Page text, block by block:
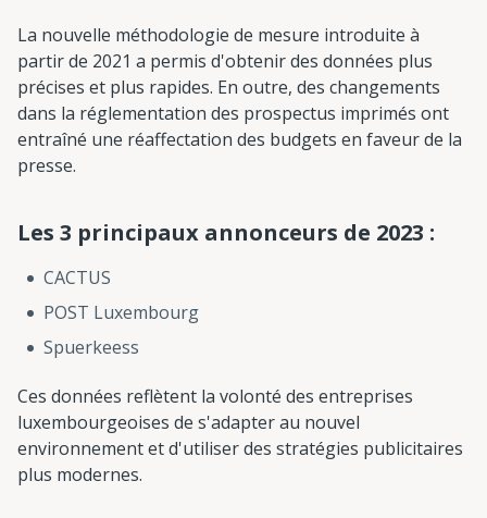
La nouvelle méthodologie de mesure introduite à
partir de 2021 a permis d'obtenir des données plus
précises et plus rapides. En outre, des changements
dans la réglementation des prospectus imprimés ont
entraîné une réaffectation des budgets en faveur de la
presse.
Les 3 principaux annonceurs de 2023 :
CACTUS
POST Luxembourg
Spuerkeess
Ces données reflètent la volonté des entreprises
luxembourgeoises de s'adapter au nouvel
environnement et d'utiliser des stratégies publicitaires
plus modernes.